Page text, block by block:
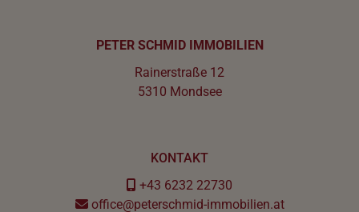
PETER SCHMID IMMOBILIEN
Rainerstraße 12
5310 Mondsee
KONTAKT
+43 6232 22730
office@peterschmid-immobilien.at